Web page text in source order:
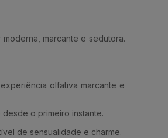
marcante e sedutora.
olfativa marcante e
o primeiro instante.
de sensualidade e charme.